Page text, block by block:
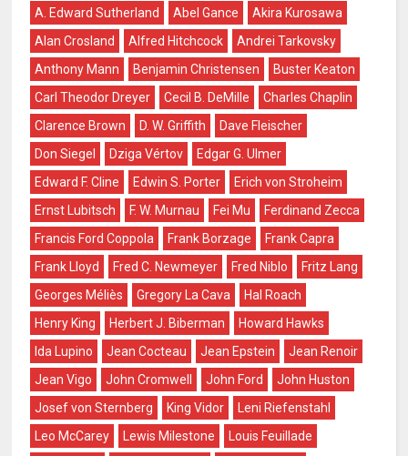
A. Edward Sutherland Abel Gance
Akira Kurosawa
Alan Crosland
Alfred Hitchcock
Andrei Tarkovsky
Anthony Mann
Benjamin Christensen
Buster Keaton
Carl Theodor Dreyer
Cecil B. DeMille
Charles Chaplin
Clarence Brown
D. W. Griffith
Dave Fleischer
Don Siegel
Dziga Vértov
Edgar G. Ulmer
Edward F. Cline
Edwin S. Porter
Erich von Stroheim
Ernst Lubitsch
F. W. Murnau Fei Mu
Ferdinand Zecca
Francis Ford Coppola
Frank Borzage
Frank Capra
Frank Lloyd
Fred C. Newmeyer Fred Niblo
Fritz Lang
Georges Méliès
Gregory La Cava
Hal Roach
Henry King
Herbert J. Biberman
Howard Hawks
Ida Lupino
Jean Cocteau Jean Epstein
Jean Renoir
Jean Vigo
John Cromwell John Ford
John Huston
Josef von Sternberg
King Vidor
Leni Riefenstahl
Leo McCarey
Lewis Milestone
Louis Feuillade